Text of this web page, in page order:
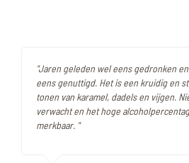
"Jaren geleden wel eens gedronken
eens genuttigd. Het is een kruidig en
tonen van karamel, dadels en vijgen.
verwacht en het hoge
merkbaar. "